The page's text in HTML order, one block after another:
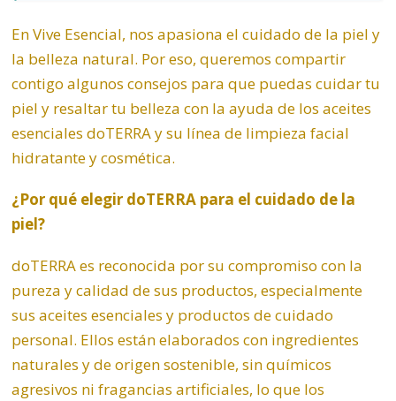
En Vive Esencial, nos apasiona el cuidado de la piel y
la belleza natural. Por eso, queremos compartir
contigo algunos consejos para que puedas cuidar tu
piel y resaltar tu belleza con la ayuda de los aceites
esenciales doTERRA y su línea de limpieza facial
hidratante y cosmética.
¿Por qué elegir doTERRA para el cuidado de la
piel?
doTERRA es reconocida por su compromiso con la
pureza y calidad de sus productos, especialmente
sus aceites esenciales y productos de cuidado
personal. Ellos están elaborados con ingredientes
naturales y de origen sostenible, sin químicos
agresivos ni fragancias artificiales, lo que los